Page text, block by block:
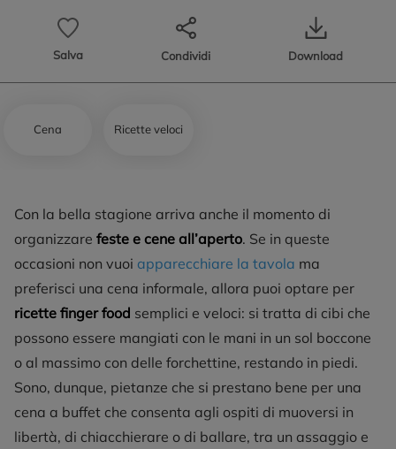
Salva Condividi Download
Cena Ricette veloci
Con la bella stagione arriva anche il momento di
organizzare feste e cene all’aperto. Se in queste
occasioni non vuoi apparecchiare la tavola ma
preferisci una cena informale, allora puoi optare per
ricette finger food semplici e veloci: si tratta di cibi che
possono essere mangiati con le mani in un sol boccone
o al massimo con delle forchettine, restando in piedi.
Sono, dunque, pietanze che si prestano bene per una
cena a buffet che consenta agli ospiti di muoversi in
libertà, di chiacchierare o di ballare, tra un assaggio e